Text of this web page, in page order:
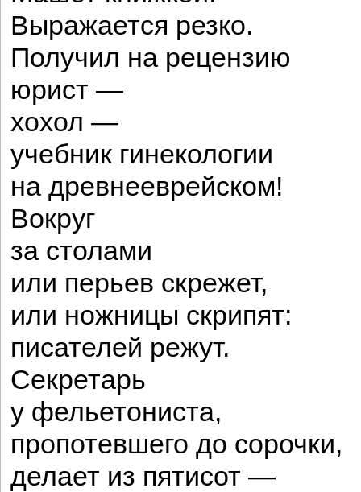
Выражается резко.
Получил на рецензию
юрист —
хохол —
учебник гинекологии
на древнееврейском!
Вокруг
за столами
или перьев скрежет,
или ножницы скрипят:
писателей режут.
Секретарь
у фельетониста,
пропотевшего до сорочки,
делает из пятисот —